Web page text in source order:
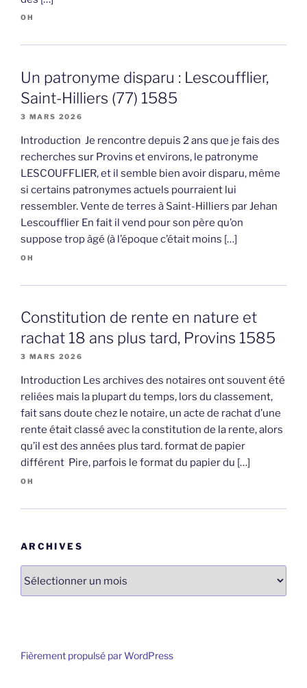
OH
Un patronyme disparu : Lescoufflier,
Saint-Hilliers (77) 1585
3 MARS 2026
Introduction Je rencontre depuis 2 ans que je fais des
recherches sur Provins et environs, le patronyme
LESCOUFFLIER, et il semble bien avoir disparu, même
si certains patronymes actuels pourraient lui
ressembler. Vente de terres à Saint-Hilliers par Jehan
Lescoufflier En fait il vend pour son père qu’on
suppose trop âgé (à l’époque c’était moins […]
OH
Constitution de rente en nature et
rachat 18 ans plus tard, Provins 1585
3 MARS 2026
Introduction Les archives des notaires ont souvent été
reliées mais la plupart du temps, lors du classement,
fait sans doute chez le notaire, un acte de rachat d’une
rente était classé avec la constitution de la rente, alors
qu’il est des années plus tard. format de papier
différent Pire, parfois le format du papier du […]
OH
ARCHIVES
Fièrement propulsé par WordPress